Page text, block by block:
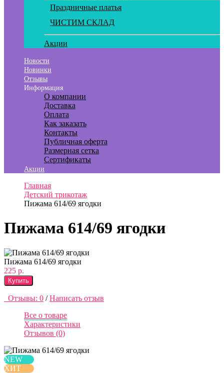
Праздничные платья
ЧИСТИМ СКЛАД
Акции
Новости
Новинки
Отзывы
Информация
О компании
Доставка
Оплата
Как заказать
Контакты
Публичная оферта
Размерная сетка
Сертификаты
Акции
Главная
Детский трикотаж
Пижама 614/69 ягодки
Пижама 614/69 ягодки
Пижама 614/69 ягодки
225 р.
Купить
Отзывы: 0 / Написать отзыв
Все о товаре
Характеристики
Отзывов (0)
NEW
ХИТ